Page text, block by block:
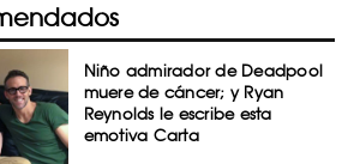
Niño admirador de Deadpool
muere de cáncer; y Ryan
Reynolds le escribe esta
emotiva Carta